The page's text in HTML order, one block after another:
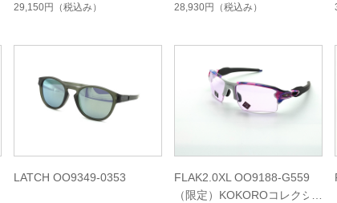
29,150円 （税込み） 28,930円 （税込み）
LATCH OO9349-0353
FLAK2.0XL OO9188-G559
（限定）KOKOROコレクシ